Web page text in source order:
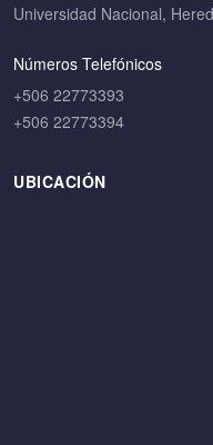
Universidad Nacional,
Números Telefónicos
+506 22773393
+506 22773394
UBICACIÓN